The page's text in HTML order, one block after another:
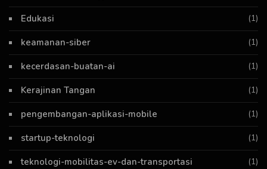
Edukasi (1)
keamanan-siber (1)
kecerdasan-buatan-ai (1)
Kerajinan Tangan (1)
pengembangan-aplikasi-mobile (1)
startup-teknologi (1)
teknologi-mobilitas-ev-dan-transportasi (1)